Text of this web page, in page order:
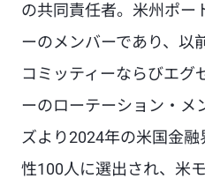
の共同責任者。米州ポー
ーのメンバーであり、以
コミッティーならびエグ
ーのローテーション・メ
ズより2024年の米国金
性100人に選出され、米